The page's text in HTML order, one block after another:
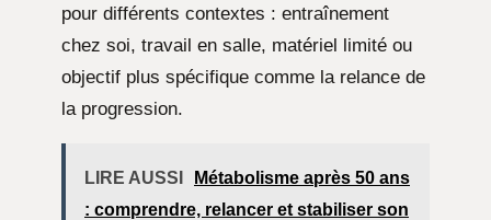
pour différents contextes : entraînement
chez soi, travail en salle, matériel limité ou
objectif plus spécifique comme la relance de
la progression.
LIRE AUSSI
Métabolisme après 50 ans
: comprendre, relancer et stabiliser son